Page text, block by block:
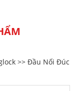
>> Đầu Nối Đúc